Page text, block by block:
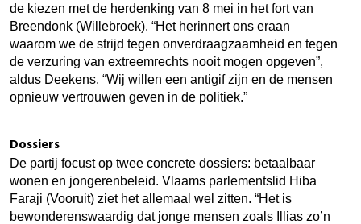
de kiezen met de herdenking van 8 mei in het fort van
Breendonk (Willebroek). “Het herinnert ons eraan
waarom we de strijd tegen onverdraagzaamheid en tegen
de verzuring van extreemrechts nooit mogen opgeven”,
aldus Deekens. “Wij willen een antigif zijn en de mensen
opnieuw vertrouwen geven in de politiek.”
Dossiers
De partij focust op twee concrete dossiers: betaalbaar
wonen en jongerenbeleid. Vlaams parlementslid Hiba
Faraji (Vooruit) ziet het allemaal wel zitten. “Het is
bewonderenswaardig dat jonge mensen zoals Illias zo’n